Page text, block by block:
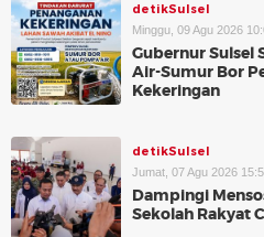
detikSulsel
Minggu, 09 Agu 2026
Gubernur Sulsel
Air-Sumur Bor
Kekeringan
detikSulsel
Jumat, 07 Agu 2026
Dampingi
Sekolah Rakyat